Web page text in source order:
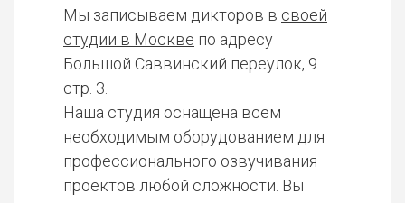
Мы записываем дикторов в своей
студии в Москве по адресу
Большой Саввинский переулок, 9
стр. 3.
Наша студия оснащена всем
необходимым оборудованием для
профессионального озвучивания
проектов любой сложности. Вы